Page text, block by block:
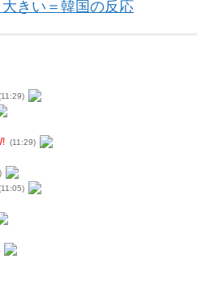
きい＝韓国の反応
(11:29)